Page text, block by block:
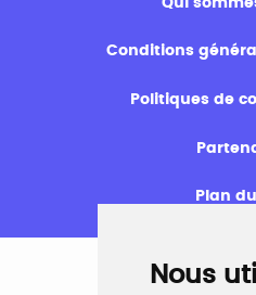
Nous
Conditions
Politiques de
Plan